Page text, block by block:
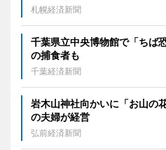
札幌経済新聞
千葉県立中央博物館で「ち
の捕食者も
千葉経済新聞
岩木山神社向かいに「お山の
の夫婦が経営
弘前経済新聞